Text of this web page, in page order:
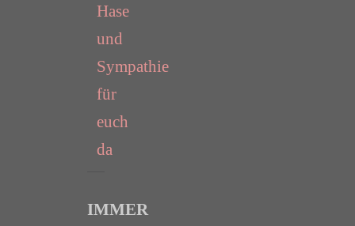
Hase
und
Sympathie
für
euch
da
IMMER